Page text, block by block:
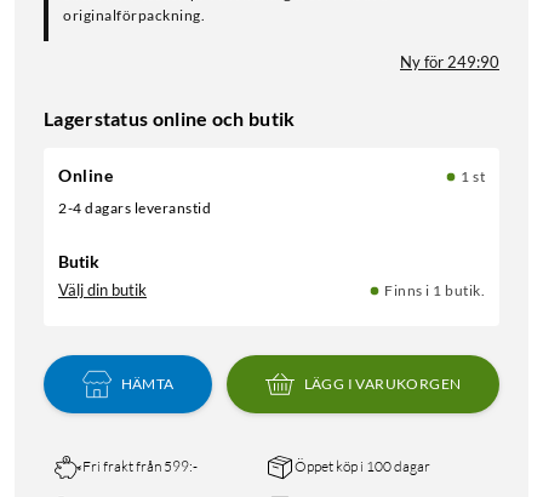
originalförpackning.
Ny för 249:90
Lagerstatus online och butik
Online
1 st
2-4 dagars leveranstid
Butik
Välj din butik Finns i 1 butik.
HÄMTA LÄGG I VARUKORGEN
Fri frakt från 599:- Öppet köp i 100 dagar